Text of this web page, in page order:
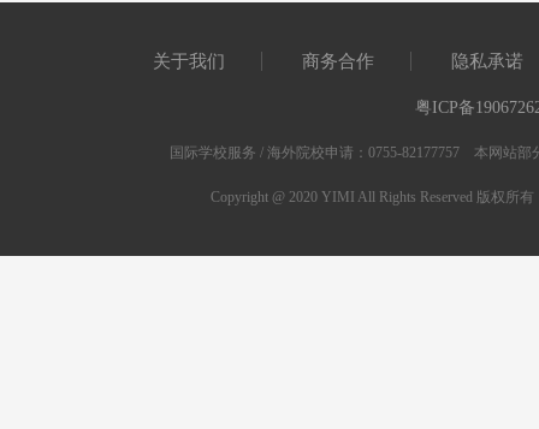
关于我们 商务合作 隐私承诺
粤ICP备
国际学校服务 / 海外院校申请：0755-82177757 本网站
Copyright @ 2020 YIMI All Rights Reserved 版权所